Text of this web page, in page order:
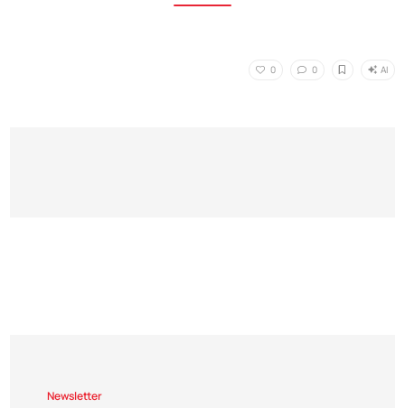
0 0 AI
Newsletter